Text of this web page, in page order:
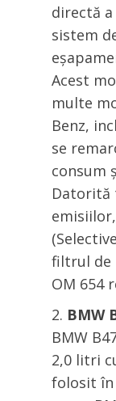
directă
sistem
Acest
multe
Benz,
se
consum
Datorită
filtrul de
OM 654
BMW
BMW
2,0 litri
folosit în